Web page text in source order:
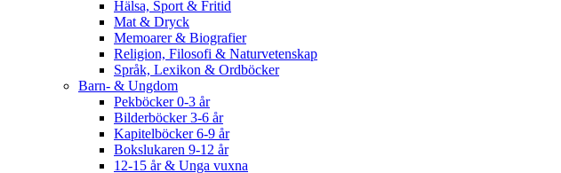
Hälsa, Sport & Fritid
Mat & Dryck
Memoarer & Biografier
Religion, Filosofi & Naturvetenskap
Språk, Lexikon & Ordböcker
Barn- & Ungdom
Pekböcker 0-3 år
Bilderböcker 3-6 år
Kapitelböcker 6-9 år
Bokslukaren 9-12 år
12-15 år & Unga vuxna